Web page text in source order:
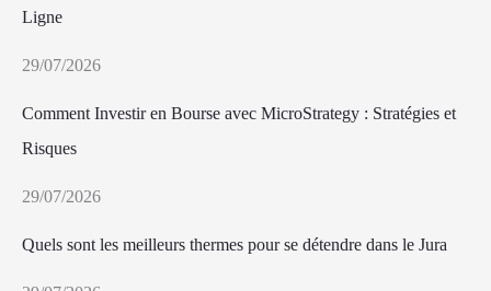
Ligne
29/07/2026
Comment Investir en Bourse avec MicroStrategy : Stratégies et
Risques
29/07/2026
Quels sont les meilleurs thermes pour se détendre dans le Jura